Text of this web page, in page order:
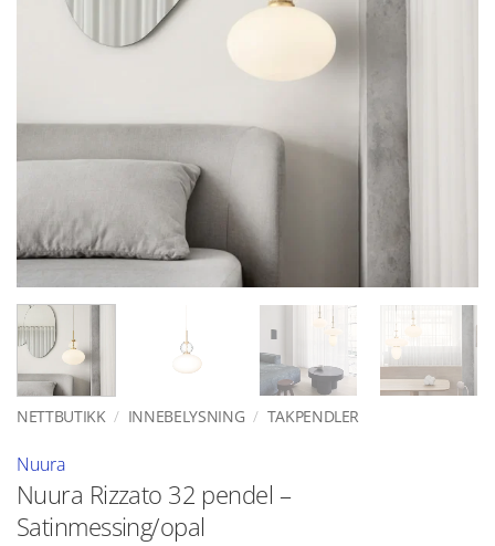
NETTBUTIKK / INNEBELYSNING / TAKPENDLER
Nuura
Nuura Rizzato 32 pendel –
Satinmessing/opal